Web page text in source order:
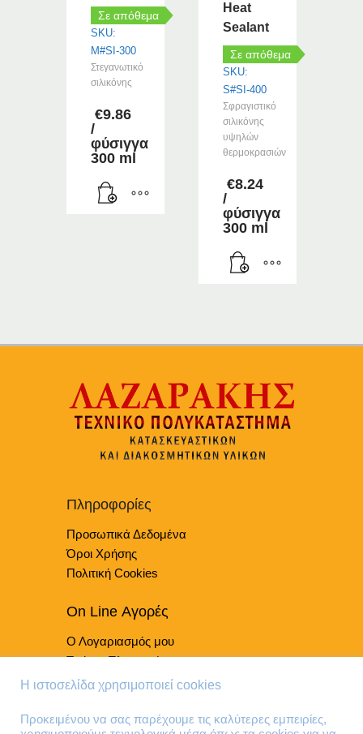
Σε απόθεμα
SKU:
M#SI-300
Στεγανωτικό
σιλικόνης
€9.86
/
φύσιγγα
300 ml
Heat
Sealant
Σε απόθεμα
SKU:
S#SI-400
Σφραγιστικό
σιλικόνης
υψηλών
θερμοκρασιών
€8.24
/
φύσιγγα
300 ml
Πληροφορίες
Προσωπικά Δεδομένα
Όροι Χρήσης
Πολιτική Cookies
On Line Αγορές
Ο Λογαριασμός μου
Τρόποι Πληρωμής
Τρόποι Παράδοσης
Η ιστοσελίδα χρησιμοποιεί cookies
Προκειμένου να σας παρέχουμε τις καλύτερες εμπειρίες,